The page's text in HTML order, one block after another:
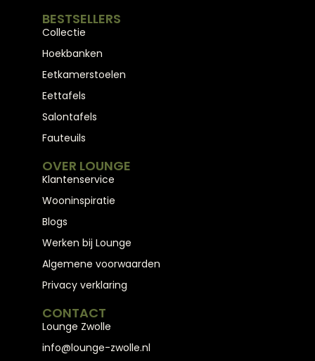
BESTSELLERS
Collectie
Hoekbanken
Eetkamerstoelen
Eettafels
Salontafels
Fauteuils
OVER LOUNGE
Klantenservice
Wooninspiratie
Blogs
Werken bij Lounge
Algemene voorwaarden
Privacy verklaring
CONTACT
Lounge Zwolle
info@lounge-zwolle.nl